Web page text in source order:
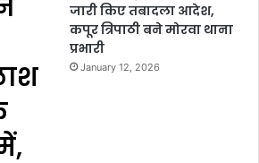
जारी किए तबादला आदेश,
कपूर त्रिपाठी बने मोरवा थाना
प्रभारी
January 12, 2026